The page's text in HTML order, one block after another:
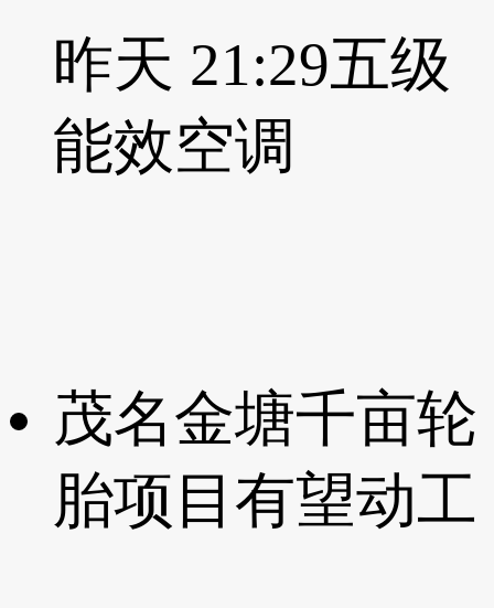
昨天 21:29五级
能效空调
茂名金塘千亩轮
胎项目有望动工